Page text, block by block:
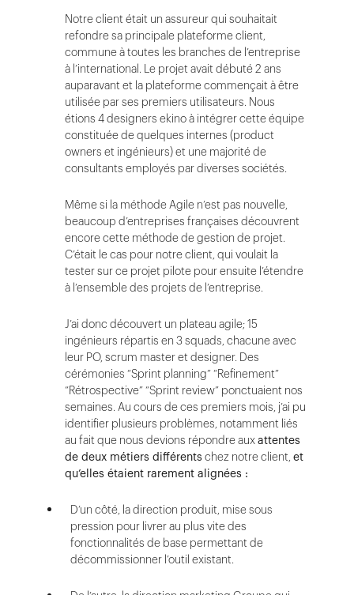
Notre client était un assureur qui souhaitait
refondre sa principale plateforme client,
commune à toutes les branches de l’entreprise
à l’international. Le projet avait débuté 2 ans
auparavant et la plateforme commençait à être
utilisée par ses premiers utilisateurs. Nous
étions 4 designers ekino à intégrer cette équipe
constituée de quelques internes (product
owners et ingénieurs) et une majorité de
consultants employés par diverses sociétés.
Même si la méthode Agile n’est pas nouvelle,
beaucoup d’entreprises françaises découvrent
encore cette méthode de gestion de projet.
C’était le cas pour notre client, qui voulait la
tester sur ce projet pilote pour ensuite l’étendre
à l’ensemble des projets de l’entreprise.
J’ai donc découvert un plateau agile; 15
ingénieurs répartis en 3 squads, chacune avec
leur PO, scrum master et designer. Des
cérémonies “Sprint planning” “Refinement”
“Rétrospective” “Sprint review” ponctuaient nos
semaines. Au cours de ces premiers mois, j’ai pu
identifier plusieurs problèmes, notamment liés
au fait que nous devions répondre auxattentes
de deux métiers différents chez notre client, et
qu’elles étaient rarement alignées :
D’un côté, la direction produit, mise sous
pression pour livrer au plus vite des
fonctionnalités de base permettant de
décommissionner l’outil existant.